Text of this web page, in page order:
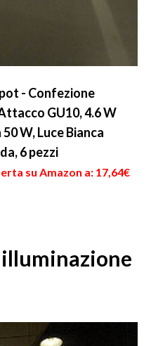
- Confezione
GU10, 4.6 W
W, Luce Bianca
6 pezzi
su Amazon a: 17,64€